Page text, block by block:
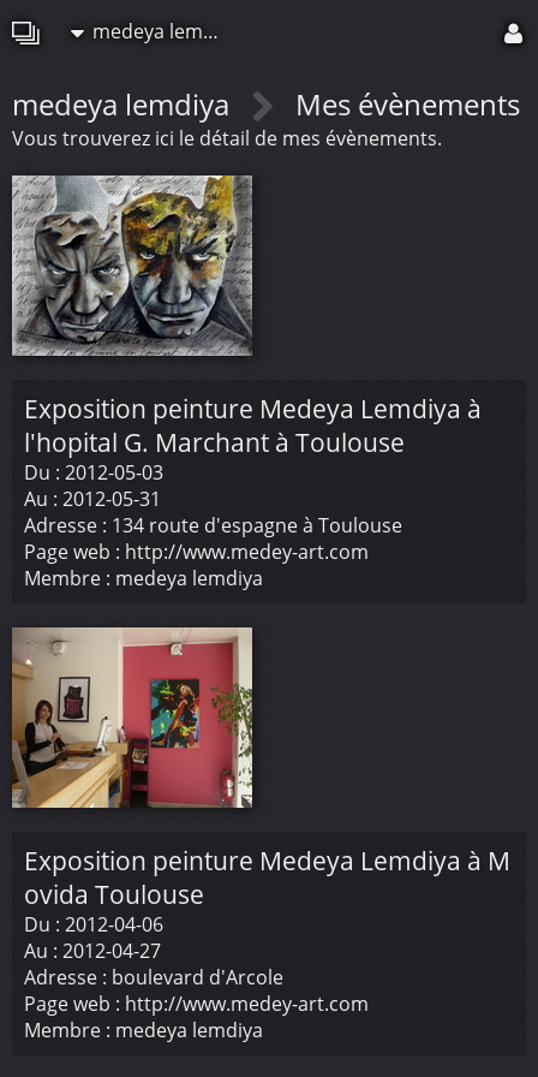
medeya lemdiya
medeya lemdiya Mes évènements
Vous trouverez ici le détail de mes évènements.
Exposition peinture Medeya Lemdiya à
l'hopital G. Marchant à Toulouse
Du : 2012-05-03
Au : 2012-05-31
Adresse : 134 route d'espagne à Toulouse
Page web : http://www.medey-art.com
Membre : medeya lemdiya
Exposition peinture Medeya Lemdiya à M
ovida Toulouse
Du : 2012-04-06
Au : 2012-04-27
Adresse : boulevard d'Arcole
Page web : http://www.medey-art.com
Membre : medeya lemdiya